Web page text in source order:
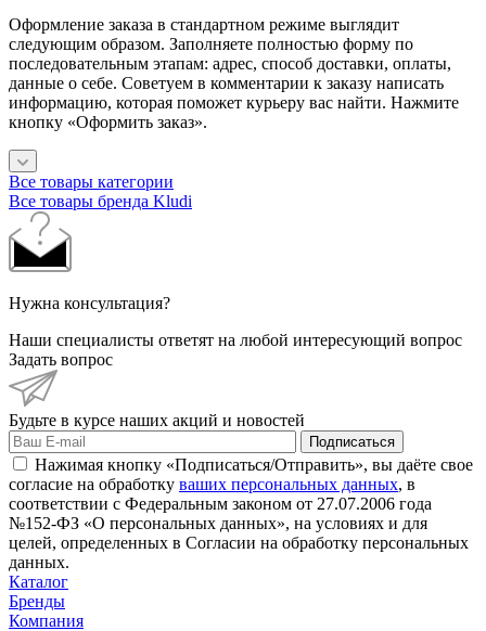
Оформление заказа в стандартном режиме выглядит
следующим образом. Заполняете полностью форму по
последовательным этапам: адрес, способ доставки, оплаты,
данные о себе. Советуем в комментарии к заказу написать
информацию, которая поможет курьеру вас найти. Нажмите
кнопку «Оформить заказ».
Все товары категории
Все товары бренда Kludi
Нужна консультация?
Наши специалисты ответят на любой интересующий вопрос
Задать вопрос
Будьте в курсе наших акций и новостей
Подписаться
Нажимая кнопку «Подписаться/Отправить», вы даёте свое
согласие на обработку ваших персональных данных, в
соответствии с Федеральным законом от 27.07.2006 года
№152-ФЗ «О персональных данных», на условиях и для
целей, определенных в Согласии на обработку персональных
данных.
Каталог
Бренды
Компания